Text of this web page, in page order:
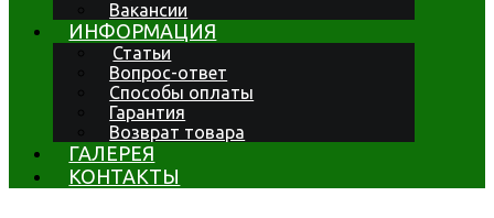
Вакансии
ИНФОРМАЦИЯ
Статьи
Вопрос-ответ
Способы оплаты
Гарантия
Возврат товара
ГАЛЕРЕЯ
КОНТАКТЫ